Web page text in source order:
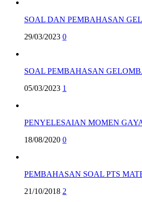
SOAL DAN PEMBAHASAN
29/03/2023 0
SOAL PEMBAHASAN
05/03/2023 1
PENYELESAIAN MOMEN
18/08/2020 0
PEMBAHASAN SOAL PTS
21/10/2018 2